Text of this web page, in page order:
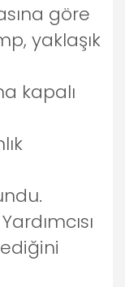
göre
yaklaşık
kapalı